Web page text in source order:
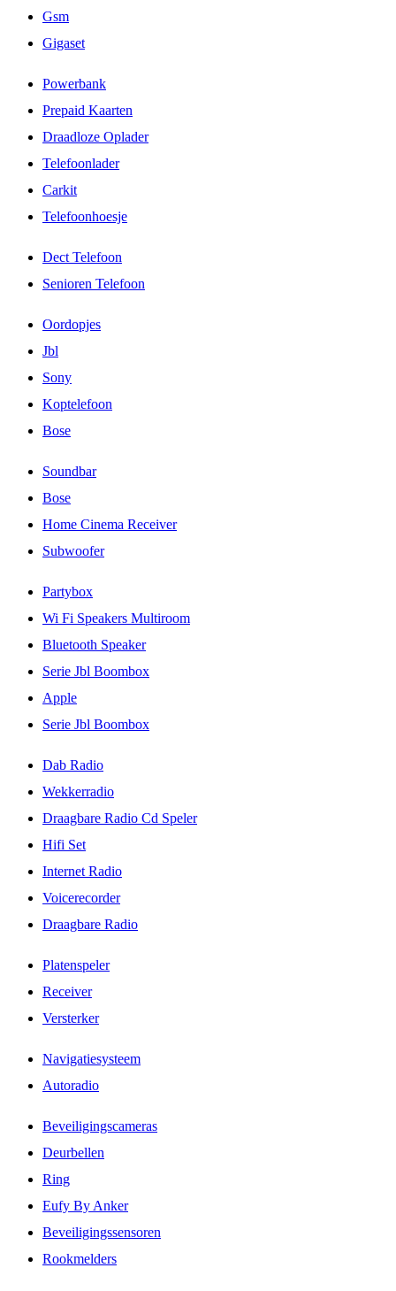
Gsm
Gigaset
Powerbank
Prepaid Kaarten
Draadloze Oplader
Telefoonlader
Carkit
Telefoonhoesje
Dect Telefoon
Senioren Telefoon
Oordopjes
Jbl
Sony
Koptelefoon
Bose
Soundbar
Bose
Home Cinema Receiver
Subwoofer
Partybox
Wi Fi Speakers Multiroom
Bluetooth Speaker
Serie Jbl Boombox
Apple
Serie Jbl Boombox
Dab Radio
Wekkerradio
Draagbare Radio Cd Speler
Hifi Set
Internet Radio
Voicerecorder
Draagbare Radio
Platenspeler
Receiver
Versterker
Navigatiesysteem
Autoradio
Beveiligingscameras
Deurbellen
Ring
Eufy By Anker
Beveiligingssensoren
Rookmelders